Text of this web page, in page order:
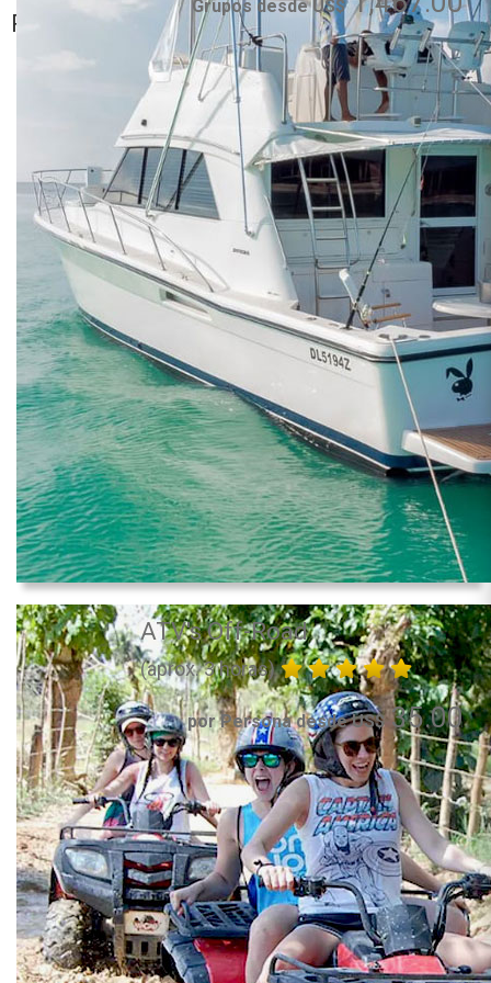
Romana
Bayahibe
Grupos desde US$
ATV's Off-Road
(aprox. 3 horas)
por Persona desde US$35.00